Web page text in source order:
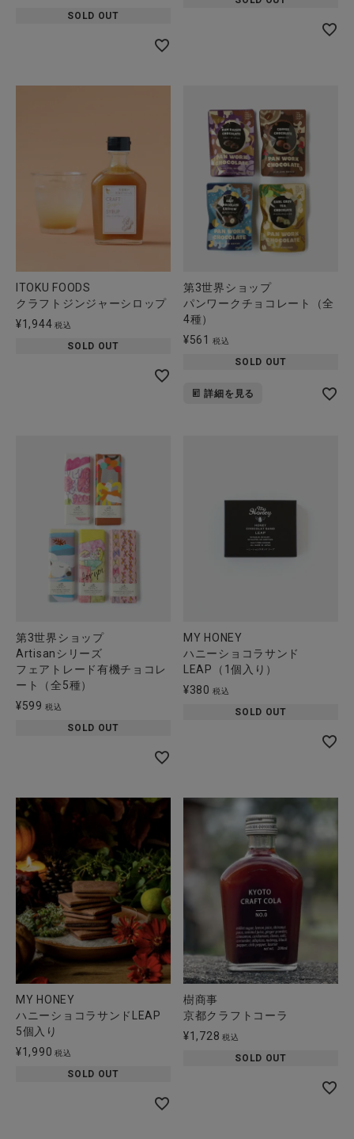
SOLD OUT
ITOKU FOODS
クラフトジンジャーシロップ
¥1,944 税込
SOLD OUT
第3世界ショップ
パンワークチョコレート（全
4種）
¥561 税込
SOLD OUT
詳細を見る
第3世界ショップ
Artisanシリーズ
フェアトレード有機チョコレ
ート（全5種）
¥599 税込
SOLD OUT
MY HONEY
ハニーショコラサンド
LEAP（1個入り）
¥380 税込
SOLD OUT
MY HONEY
ハニーショコラサンドLEAP
5個入り
¥1,990 税込
SOLD OUT
樹商事
京都クラフトコーラ
¥1,728 税込
SOLD OUT